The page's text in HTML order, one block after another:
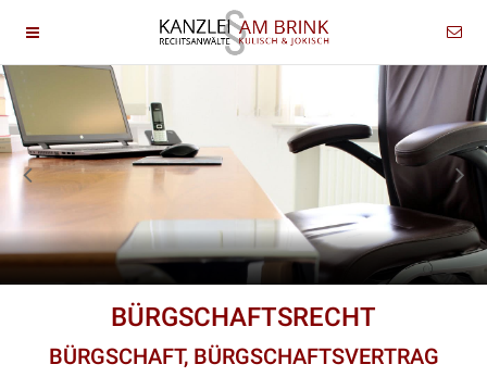
BÜRGSCHAFTSRECHT
BÜRGSCHAFT, BÜRGSCHAFTSVERTRAG